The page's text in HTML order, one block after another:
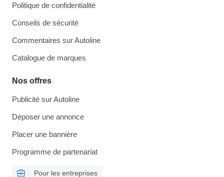
Politique de confidentialité
Conseils de sécurité
Commentaires sur Autoline
Catalogue de marques
Nos offres
Publicité sur Autoline
Déposer une annonce
Placer une bannière
Programme de partenariat
Pour les entreprises